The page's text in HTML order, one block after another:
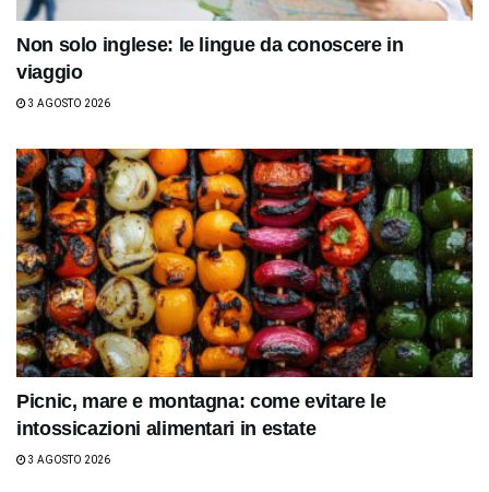
Non solo inglese: le lingue da conoscere in
viaggio
3 AGOSTO 2026
Picnic, mare e montagna: come evitare le
intossicazioni alimentari in estate
3 AGOSTO 2026